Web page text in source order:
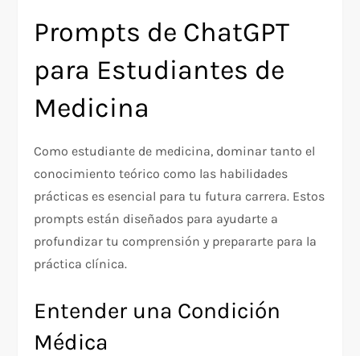
Prompts de ChatGPT
para Estudiantes de
Medicina
Como estudiante de medicina, dominar tanto el
conocimiento teórico como las habilidades
prácticas es esencial para tu futura carrera. Estos
prompts están diseñados para ayudarte a
profundizar tu comprensión y prepararte para la
práctica clínica.
Entender una Condición
Médica